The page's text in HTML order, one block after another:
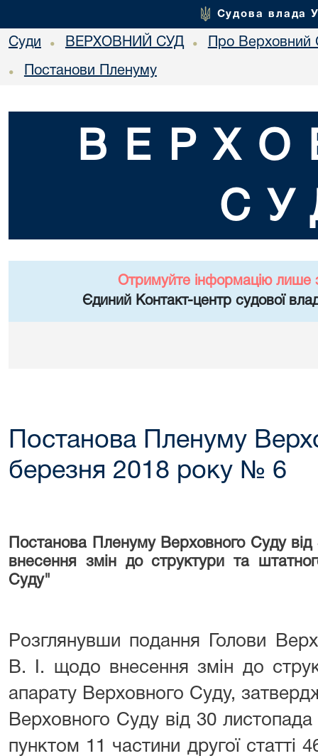
Судова влада
Суди • ВЕРХОВНИЙ СУД • Про Верховний
• Постанови Пленуму
Отримуйте інформацію лише
Єдиний Контакт-центр судової
Постанова Пленуму
березня 2018 року № 6
Постанова Пленуму Верховного Суду
внесення змін до структури та
Суду"
Розглянувши подання Голови
В. І. щодо внесення змін до
апарату Верховного Суду,
Верховного Суду від 30
пунктом 11 частини другої статті